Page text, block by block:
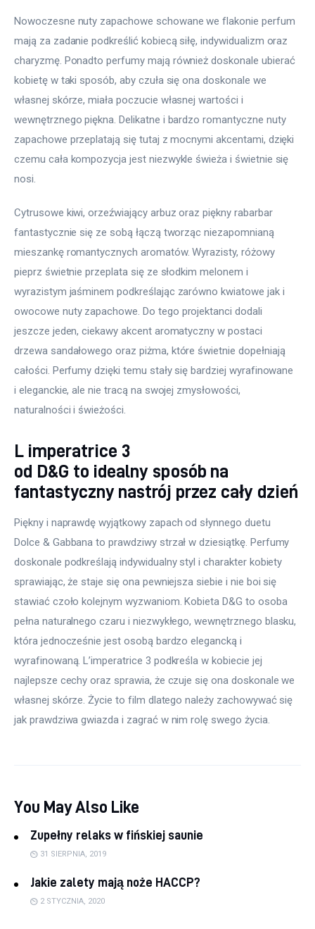
Nowoczesne nuty zapachowe schowane we flakonie perfum
mają za zadanie podkreślić kobiecą siłę, indywidualizm oraz
charyzmę. Ponadto perfumy mają również doskonale ubierać
kobietę w taki sposób, aby czuła się ona doskonale we
własnej skórze, miała poczucie własnej wartości i
wewnętrznego piękna. Delikatne i bardzo romantyczne nuty
zapachowe przeplatają się tutaj z mocnymi akcentami, dzięki
czemu cała kompozycja jest niezwykle świeża i świetnie się
nosi.
Cytrusowe kiwi, orzeźwiający arbuz oraz piękny rabarbar
fantastycznie się ze sobą łączą tworząc niezapomnianą
mieszankę romantycznych aromatów. Wyrazisty, różowy
pieprz świetnie przeplata się ze słodkim melonem i
wyrazistym jaśminem podkreślając zarówno kwiatowe jak i
owocowe nuty zapachowe. Do tego projektanci dodali
jeszcze jeden, ciekawy akcent aromatyczny w postaci
drzewa sandałowego oraz piżma, które świetnie dopełniają
całości. Perfumy dzięki temu stały się bardziej wyrafinowane
i eleganckie, ale nie tracą na swojej zmysłowości,
naturalności i świeżości.
L imperatrice 3
od D&G to idealny sposób na
fantastyczny nastrój przez cały dzień
Piękny i naprawdę wyjątkowy zapach od słynnego duetu
Dolce & Gabbana to prawdziwy strzał w dziesiątkę. Perfumy
doskonale podkreślają indywidualny styl i charakter kobiety
sprawiając, że staje się ona pewniejsza siebie i nie boi się
stawiać czoło kolejnym wyzwaniom. Kobieta D&G to osoba
pełna naturalnego czaru i niezwykłego, wewnętrznego blasku,
która jednocześnie jest osobą bardzo elegancką i
wyrafinowaną. L’imperatrice 3 podkreśla w kobiecie jej
najlepsze cechy oraz sprawia, że czuje się ona doskonale we
własnej skórze. Życie to film dlatego należy zachowywać się
jak prawdziwa gwiazda i zagrać w nim rolę swego życia.
You May Also Like
Zupełny relaks w fińskiej saunie
31 SIERPNIA, 2019
Jakie zalety mają noże HACCP?
2 STYCZNIA, 2020